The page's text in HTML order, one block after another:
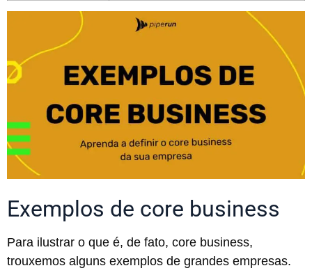
Exemplos de core business
Para ilustrar o que é, de fato, core business,
trouxemos alguns exemplos de grandes empresas.